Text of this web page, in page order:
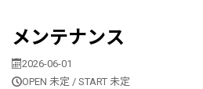
メンテナンス
2026-06-01
OPEN 未定 / START 未定